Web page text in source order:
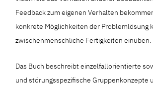
Feedback zum eigenen Verhalten
konkrete Möglichkeiten der Problemlösung
zwischenmenschliche Fertigkeiten einüben.
Das Buch beschreibt einzelfallorientierte
und störungsspezifische Gruppenkonzepte